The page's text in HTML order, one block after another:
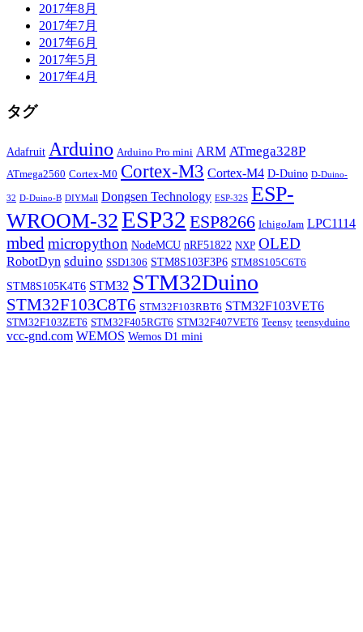
2017年8月
2017年7月
2017年6月
2017年5月
2017年4月
タグ
Adafruit Arduino Arduino Pro mini ARM ATmega328P
ATmega2560 Cortex-M0 Cortex-M3 Cortex-M4 D-Duino D-Duino-
32 D-Duino-B DIYMall Dongsen Technology ESP-32S ESP-
WROOM-32ESP32 ESP8266 IchigoJam LPC1114
mbed micropython NodeMCU nRF51822 NXP OLED
RobotDyn sduino SSD1306 STM8S103F3P6 STM8S105C6T6
STM8S105K4T6 STM32 STM32Duino
STM32F103C8T6 STM32F103RBT6 STM32F103VET6
STM32F103ZET6 STM32F405RGT6 STM32F407VET6 Teensy teensyduino
vcc-gnd.com WEMOS Wemos D1 mini